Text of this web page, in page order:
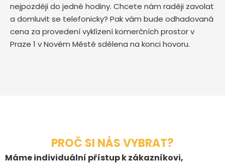
nejpozději do jedné hodiny. Chcete nám raději zavolat
a domluvit se telefonicky? Pak vám bude odhadovaná
cena za provedení vyklízení komerčních prostor v
Praze 1 v Novém Městě sdělena na konci hovoru.
PROČ SI NÁS VYBRAT?
Máme individuální přístup k zákazníkovi,